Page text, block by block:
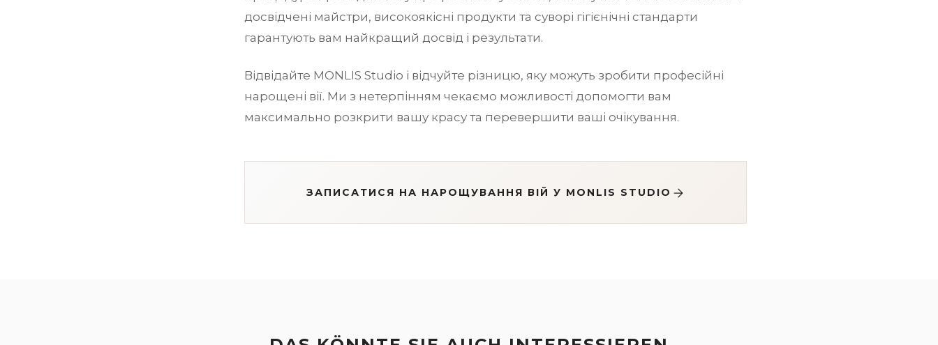
досвідчені майстри, високоякісні продукти та суворі гігієнічні стандарти
гарантують вам найкращий досвід і результати.
Відвідайте MONLIS Studio і відчуйте різницю, яку можуть зробити професійні
нарощені вії. Ми з нетерпінням чекаємо можливості допомогти вам
максимально розкрити вашу красу та перевершити ваші очікування.
ЗАПИСАТИСЯ НА НАРОЩУВАННЯ ВІЙ У MONLIS STUDIO